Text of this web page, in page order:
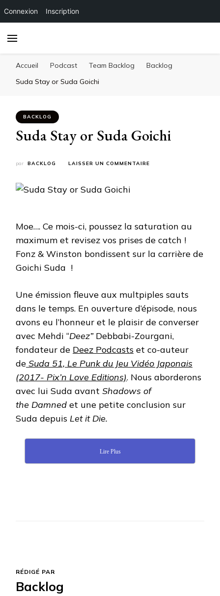
Connexion Inscription
Accueil Podcast Team Backlog
Backlog
Suda Stay or Suda Goichi
BACKLOG
Suda Stay or Suda Goichi
par BACKLOG LAISSER UN COMMENTAIRE
Moe…. Ce mois-ci, poussez la saturation au
maximum et revisez vos prises de catch !
Fonz & Winston bondissent sur la carrière de
Goichi Suda !
Une émission fleuve aux multpiples sauts
dans le temps. En ouverture d’épisode, nous
avons eu l’honneur et le plaisir de converser
avec Mehdi “Deez”Debbabi-Zourgani,
fondateur de Deez Podcasts et co-auteur
de Suda 51, Le Punk du Jeu Vidéo Japonais
(2017- Pix’n Love Editions). Nous aborderons
avec lui Suda avant Shadows of
the Damned et une petite conclusion sur
Suda depuis Let it Die.
Lire Plus
RÉDIGÉ PAR
Backlog